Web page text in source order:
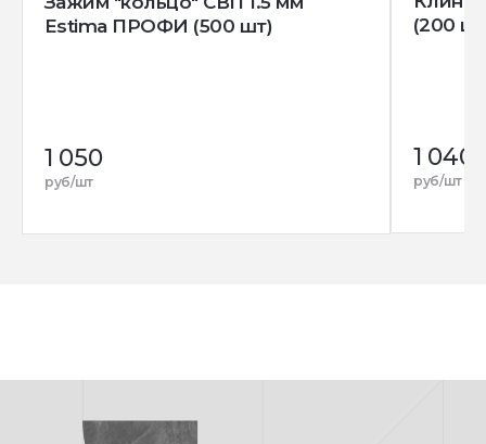
Estima ПРОФИ (500 шт)
1 050
руб/шт
(200
1 040
руб/шт